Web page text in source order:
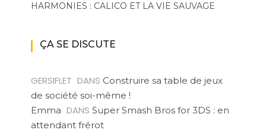
HARMONIES : CALICO ET LA VIE SAUVAGE
ÇA SE DISCUTE
GERSIFLET DANS Construire sa table de jeux
de société soi-même !
Emma DANS Super Smash Bros for 3DS : en
attendant frérot